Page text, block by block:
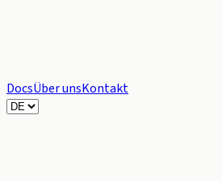
DocsÜber unsKontakt